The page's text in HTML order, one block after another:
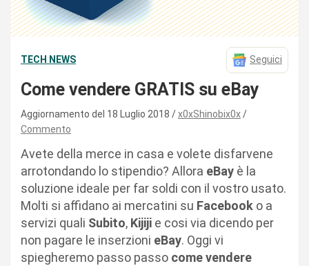
TECH NEWS Seguici
Come vendere GRATIS su eBay
Aggiornamento del 18 Luglio 2018
x0xShinobix0x
Commento
Avete della merce in casa e volete disfarvene
arrotondando lo stipendio? Allora eBay è la
soluzione ideale per far soldi con il vostro usato.
Molti si affidano ai mercatini su Facebook o a
servizi quali Subito, Kijiji e cosi via dicendo per
non pagare le inserzioni eBay. Oggi vi
spiegheremo passo passo come vendere